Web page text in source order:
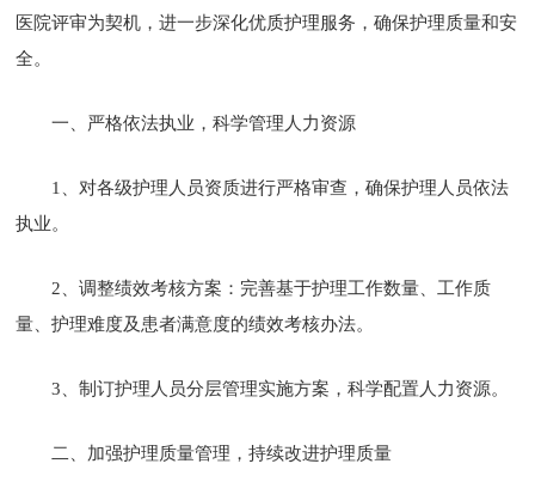
医院评审为契机，进一步深化优质护理服务，确保护理质量和安
全。
一、严格依法执业，科学管理人力资源
1、对各级护理人员资质进行严格审查，确保护理人员依法
执业。
2、调整绩效考核方案：完善基于护理工作数量、工作质
量、护理难度及患者满意度的绩效考核办法。
3、制订护理人员分层管理实施方案，科学配置人力资源。
二、加强护理质量管理，持续改进护理质量